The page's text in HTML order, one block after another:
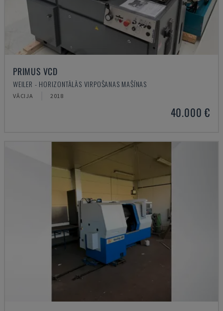
PRIMUS VCD
WEILER - HORIZONTĀLĀS VIRPOŠANAS MAŠĪNAS
VĀCIJA 2018
40.000 €